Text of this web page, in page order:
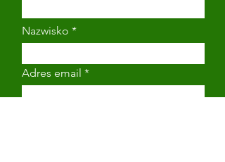
Nazwisko
Adres email